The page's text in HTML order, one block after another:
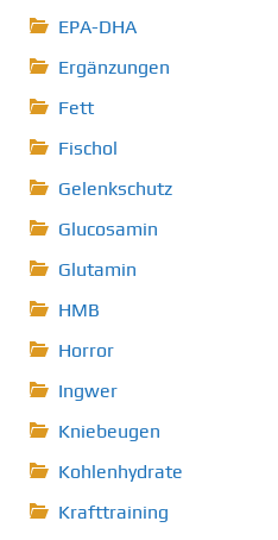
EPA-DHA
Ergänzungen
Fett
Fischol
Gelenkschutz
Glucosamin
Glutamin
HMB
Horror
Ingwer
Kniebeugen
Kohlenhydrate
Krafttraining